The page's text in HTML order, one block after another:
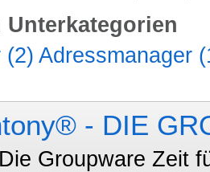
(2) Adressmanager
- DIE
Groupware Zeit